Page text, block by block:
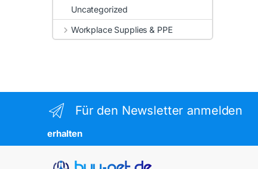
Uncategorized
Workplace Supplies & PPE
Für den Newsletter anmelden
erhalten